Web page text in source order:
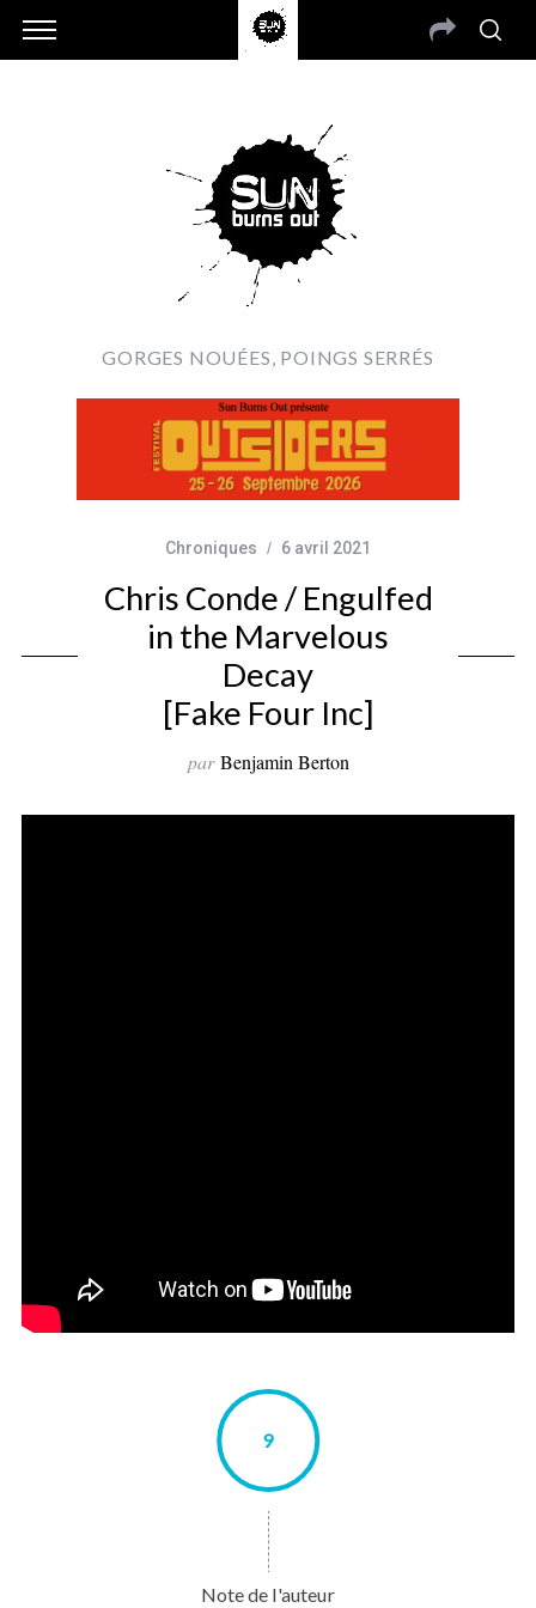
GORGES NOUÉES, POINGS SERRÉS
Chroniques 6 avril 2021
Chris Conde / Engulfed
in the Marvelous
Decay
[Fake Four Inc]
par Benjamin Berton
9
Note de l'auteur